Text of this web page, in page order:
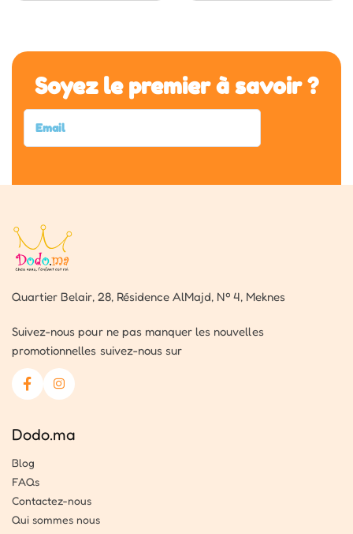
Soyez le premier à savoir ?
Quartier Belair, 28, Résidence AlMajd, Nº 4, Meknes
Suivez-nous pour ne pas manquer les nouvelles
promotionnelles suivez-nous sur
Dodo.ma
Blog
FAQs
Contactez-nous
Qui sommes nous